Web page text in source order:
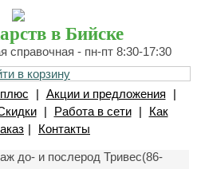
в Бийске
справочная - пн-пт 8:30-17:30
в корзину
| Акции и предложения
|
| Работа в сети |
Как
| Контакты
до- и послерод Тривес(86-